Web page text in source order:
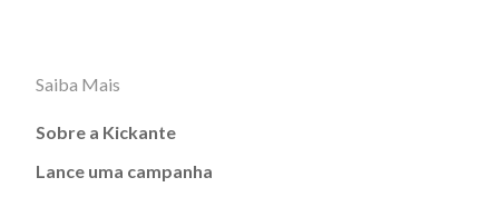
Saiba Mais
Sobre a Kickante
Lance uma campanha